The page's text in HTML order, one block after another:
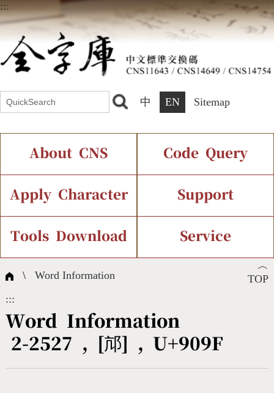
:::
中 EN Sitemap
About CNS
Introduction Current Status
Chinese Code Status
Terms
International Org.
Code Query
IDS Query
Components Query
Composite Query
Bopomofo Query
Apply Character
Application Process
Support
Font Instant Display
Character Creation
CNS Authorization
Tools Download
Character Create Tools
Fonts Download
Service
FAQ
Satisfaction Survey
︿
TOP
\Word Information
:::
Word Information
2-2527 , [邟] , U+909F